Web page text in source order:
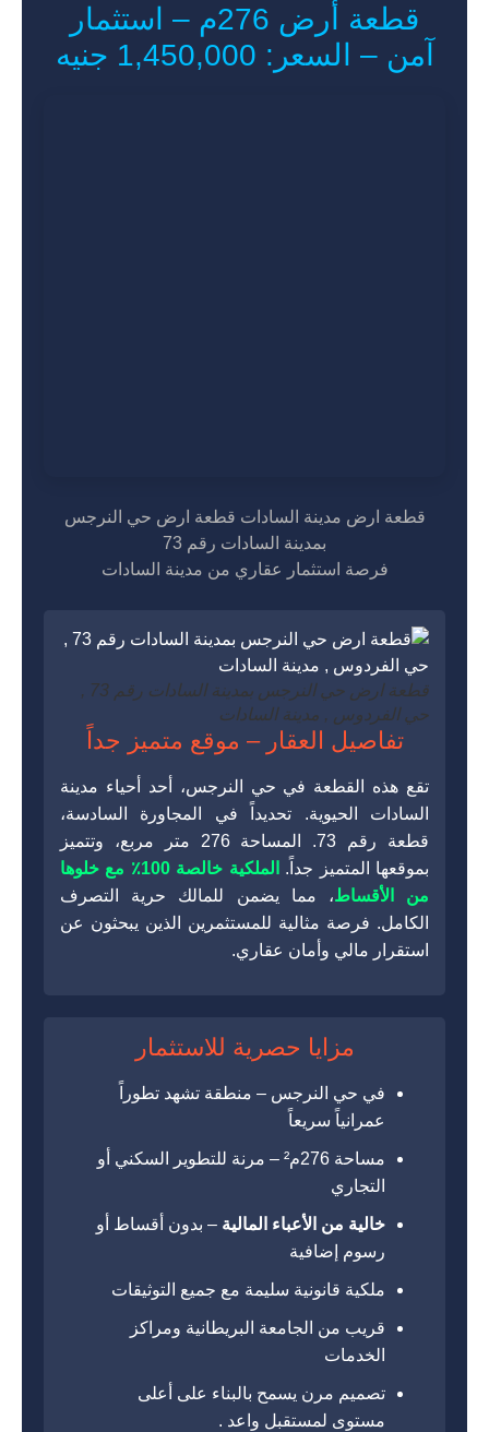
قطعة أرض 276م – استثمار
آمن – السعر: 1,450,000 جنيه
قطعة ارض مدينة السادات قطعة ارض حي النرجس
بمدينة السادات رقم 73
فرصة استثمار عقاري من مدينة السادات
قطعة ارض حي النرجس بمدينة السادات رقم 73 ,
حي الفردوس , مدينة السادات
تفاصيل العقار – موقع متميز جداً
تقع هذه القطعة في حي النرجس، أحد أحياء مدينة
السادات الحيوية. تحديداً في المجاورة السادسة،
قطعة رقم 73. المساحة 276 متر مربع، وتتميز
بموقعها المتميز جداً.
الملكية خالصة 100٪ مع خلوها
من الأقساط، مما يضمن للمالك حرية التصرف
الكامل. فرصة مثالية للمستثمرين الذين يبحثون عن
استقرار مالي وأمان عقاري.
مزايا حصرية للاستثمار
في حي النرجس – منطقة تشهد تطوراً
عمرانياً سريعاً
مساحة 276م² – مرنة للتطوير السكني أو
التجاري
خالية من الأعباء المالية – بدون أقساط أو
رسوم إضافية
ملكية قانونية سليمة مع جميع التوثيقات
قريب من الجامعة البريطانية ومراكز
الخدمات
تصميم مرن يسمح بالبناء على أعلى
مستوى لمستقبل واعد .